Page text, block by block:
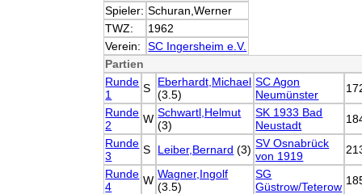
Spieler: Schuran,Werner
TWZ:
1962
Verein:
SC Ingersheim e.V.
Partien
Runde
1
S
Eberhardt,Michael
(3.5)
SC Agon
Neumünster
Runde
2
W Schwartl,Helmut
(3)
SK 1933 Bad
Neustadt
Runde
3
S Leiber,Bernard (3) SV Osnabrück
von 1919
Runde
4
W Wagner,Ingolf
(3.5)
SG
Güstrow/Teterow